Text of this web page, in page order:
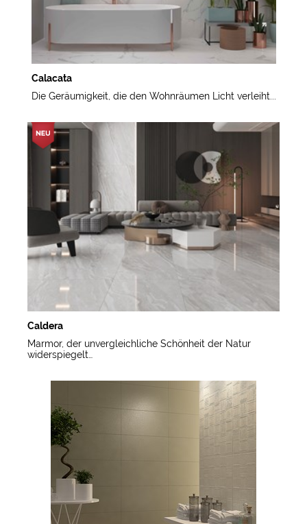
Calacata
Die Geräumigkeit, die den Wohnräumen Licht verleiht...
Caldera
Marmor, der unvergleichliche Schönheit der Natur
widerspiegelt…